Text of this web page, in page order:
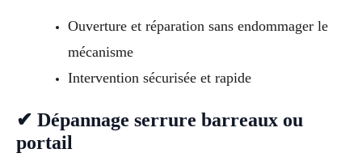
Ouverture et réparation sans endommager le
mécanisme
Intervention sécurisée et rapide
✔ Dépannage serrure barreaux ou
portail